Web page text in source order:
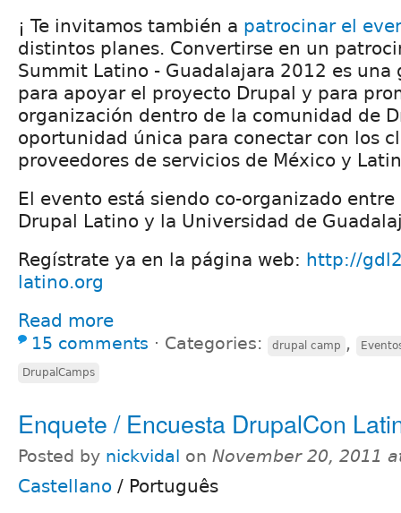
¡ Te invitamos también a patrocinar el
distintos planes. Convertirse en un
Summit Latino - Guadalajara 2012 es
para apoyar el proyecto Drupal y para
organización dentro de la comunidad de
oportunidad única para conectar con los
proveedores de servicios de México y
El evento está siendo co-organizado
Drupal Latino y la Universidad de
Regístrate ya en la página web: http://
latino.org
Read more
15 comments ⋅ Categories: drupal camp ,
DrupalCamps
Enquete / Encuesta DrupalCon
Posted by nickvidal on November 20, 2011
Castellano / Português